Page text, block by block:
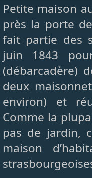
Petite maison
près la porte
fait partie des
juin 1843
(débarcadère)
deux
environ) et
Comme la
pas de jardin,
maison